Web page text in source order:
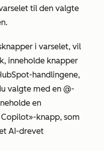
til den valgte
i varselet, vil
inneholde knapper
handlingene,
valgte med en @-
en
knapp, som
AI-drevet